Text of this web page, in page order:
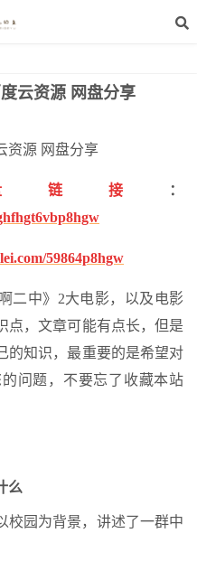
云资源 网盘分享
资源 网盘分享
链接
：
59864p8hgw
二中》2大电影，以及电影
点，文章可能有点长，但是
的知识，最重要的是希望对
问题，不要忘了收藏本站
么
校园为背景，讲述了一群中